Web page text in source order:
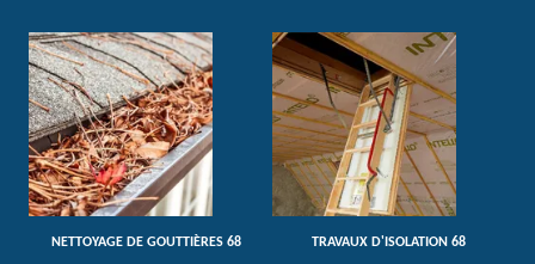
NETTOYAGE DE GOUTTIÈRES 68 TRAVAUX D'ISOLATION 68